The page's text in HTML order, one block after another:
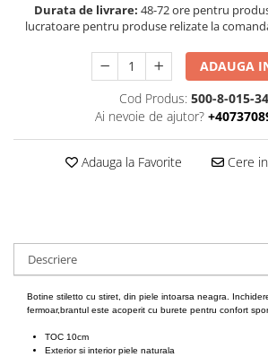
Durata de livrare: 48-72 ore pentru
lucratoare pentru produse relizate la
ADAUGA
Cod Produs: 500-8-015-34
Ai nevoie de ajutor?
Adauga la Favorite Cere
Descriere
Botine stiletto cu stiret, din piele intoarsa neagra.
fermoar,brantul este acoperit cu burete pentru confort
TOC 10cm
Exterior si interior piele naturala